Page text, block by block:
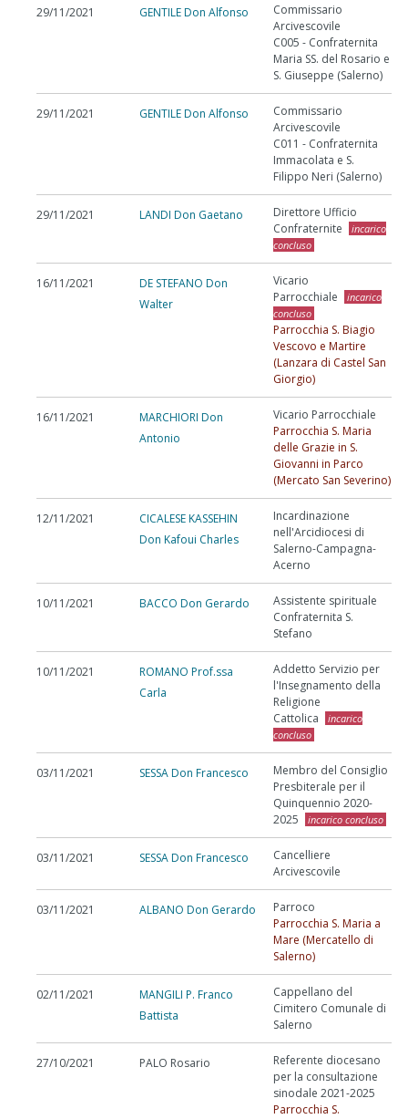
29/11/2021 GENTILE Don Alfonso
Commissario
Arcivescovile
C005 - Confraternita
Maria SS. del Rosario e
S. Giuseppe (Salerno)
29/11/2021 GENTILE Don Alfonso
Commissario
Arcivescovile
C011 - Confraternita
Immacolata e S.
Filippo Neri (Salerno)
29/11/2021 LANDI Don Gaetano
Direttore Ufficio
Confraternite
incarico
concluso
16/11/2021
DE STEFANO Don
Walter
Vicario
Parrocchiale
incarico
concluso
Parrocchia S. Biagio
Vescovo e Martire
(Lanzara di Castel San
Giorgio)
16/11/2021
MARCHIORI Don
Antonio
Vicario Parrocchiale
Parrocchia S. Maria
delle Grazie in S.
Giovanni in Parco
(Mercato San Severino)
12/11/2021
CICALESE KASSEHIN
Don Kafoui Charles
Incardinazione
nell'Arcidiocesi di
Salerno-Campagna-
Acerno
10/11/2021 BACCO Don Gerardo
Assistente spirituale
Confraternita S.
Stefano
10/11/2021
ROMANO Prof.ssa
Carla
Addetto Servizio per
l'Insegnamento della
Religione
Cattolica
incarico
concluso
03/11/2021 SESSA Don Francesco
Membro del Consiglio
Presbiterale per il
Quinquennio 2020-
2025
incarico concluso
03/11/2021 SESSA Don Francesco
Cancelliere
Arcivescovile
03/11/2021 ALBANO Don Gerardo
Parroco
Parrocchia S. Maria a
Mare (Mercatello di
Salerno)
02/11/2021
MANGILI P. Franco
Battista
Cappellano del
Cimitero Comunale di
Salerno
27/10/2021 PALO Rosario
Referente diocesano
per la consultazione
sinodale 2021-2025
Parrocchia S.